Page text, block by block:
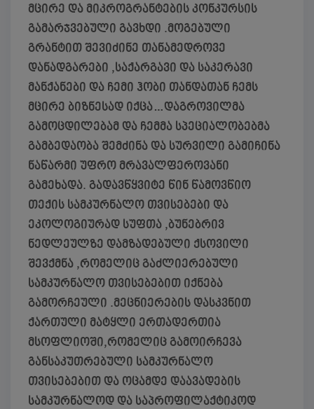
მცირე და მიკროგრანტების კონკურსის
გამარჯვებული გავხდი .მოგებული
გრანტით შევიძინე თანამედროვე
დანადგარები ,საქარგავი და საკერავი
მანქანები და ჩემი ჰობი თანდათან ჩემს
მცირე ბიზნესად იქცა…დაგროვილმა
გამოცდილებამ და ჩემმა სპეციალობებმა
გამბედაობა შემძინა და სურვილი გამიჩინა
ნაწარმი უფრო მრავალფეროვანი
გამეხადა. გადავწყვიტე წინ წამოვწიო
თექის სამკურნალო თვისებები და
ეკოლოგიურად სუფთა ,ბუნებრივ
ნედლეულზე დამზადებული ქსოვილი
შევქმნა ,რომელიც გაძლიერებული
სამკურნალო თვისებებით იქნება
გამორჩეული .მეცნიერების დასკვნით
ქართული მატყლი ერთადერთია
მსოფლიოში,რომელიც გამოირჩევა
განსაკუთრებული სამკურნალო
თვისებებით და ოცამდე დაავადების
სამკურნალოდ და საპროფილაქტიკოდ